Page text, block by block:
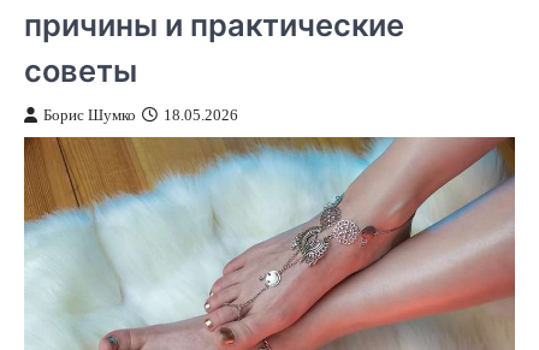
причины и практические
советы
Борис Шумко 18.05.2026